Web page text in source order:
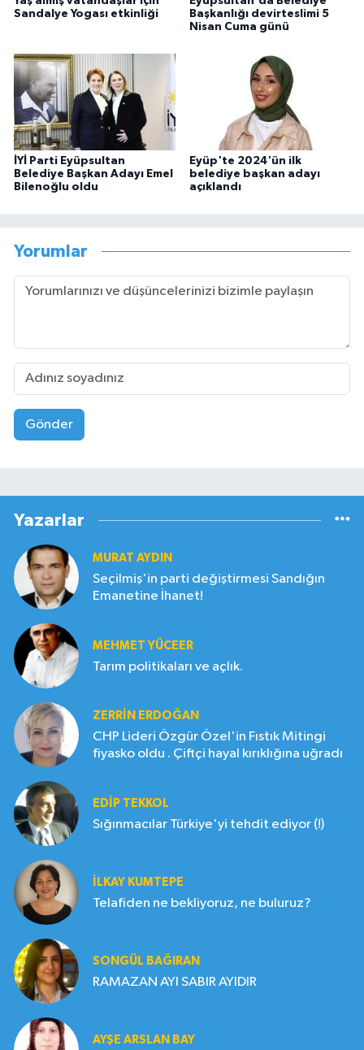
Sandalye Yogası etkinliği
Başkanlığı devirteslimi 5
Nisan Cuma günü
İYİ Parti Eyüpsultan
Belediye Başkan Adayı Emel
Bilenoğlu oldu
Eyüp'te 2024'ün ilk
belediye başkan adayı
açıklandı
Yorumlar
Gönder
Yazarlar
MURAT AYDIN
Seçilmiş'in parti değiştirmesi Sandığın
Emanetine İhanet!
MEHMET YÜCEER
Tarım politikaları ve açlık.
ZERRIN ERDOĞAN
CHP Lideri Özgür Özel'in Fıstık Mitingi
fiyasko oldu . Çiftçi hayal kırıklığına uğradı
EDIP TEKKOL
Sığınmacılar Türkiye'yi tehdit ediyor (!)
İLKAY KUMTEPE
Telafiden ne bekliyoruz, ne buluruz?
SONGÜL BAĞIRAN
RAMAZAN AYI SABIR AYIDIR
AYŞE ARSLAN BAY